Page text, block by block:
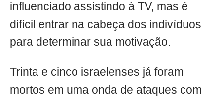
influenciado assistindo à TV, mas é
difícil entrar na cabeça dos indivíduos
para determinar sua motivação.
Trinta e cinco israelenses já foram
mortos em uma onda de ataques com